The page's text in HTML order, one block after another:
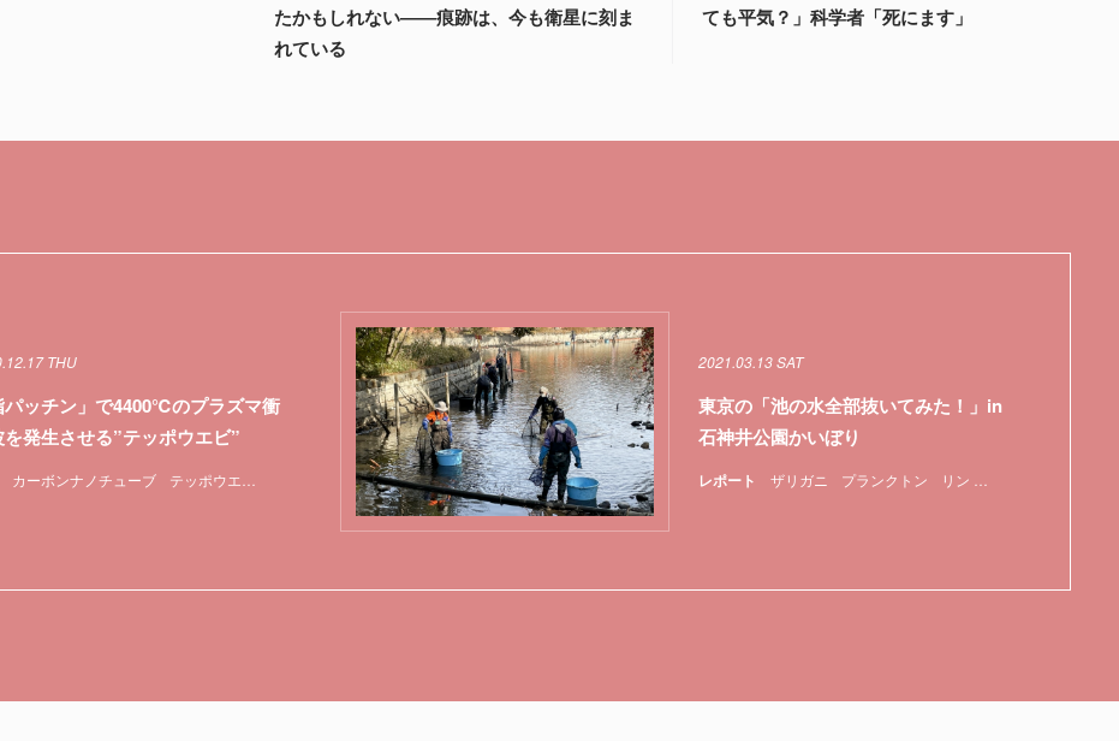
たかもしれない――痕跡は、今も衛星に刻ま
れている
ても平気？」科学者「死にます」
カーボンナノチューブ テッポウエビ 特集 筋肉
THU
パッチン」で4400℃のプラズマ衝
発生させる”テッポウエビ”
レポート ザリガニ プランクトン リン
2021.03.13 SAT
東京の「池の水全部抜いてみた！」in
石神井公園かいぼり